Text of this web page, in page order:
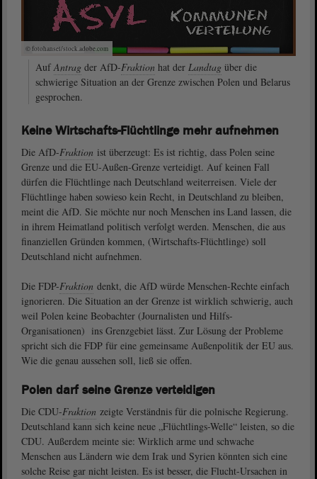
© fotohansel/stock.adobe.com
Auf Antrag der AfD-Fraktion hat der Landtag über die
schwierige Situation an der Grenze zwischen Polen und Belarus
gesprochen.
Keine Wirtschafts-Flüchtlinge mehr aufnehmen
Die AfD-Fraktion ist überzeugt: Es ist richtig, dass Polen seine
Grenze und die EU-Außen-Grenze verteidigt. Auf keinen Fall
dürfen die Flüchtlinge nach Deutschland weiterreisen. Viele der
Flüchtlinge haben sowieso kein Recht, in Deutschland zu bleiben,
meint die AfD. Sie möchte nur noch Menschen ins Land lassen, die
in ihrem Heimatland politisch verfolgt werden. Menschen, die aus
finanziellen Gründen kommen, (Wirtschafts-Flüchtlinge) soll
Deutschland nicht aufnehmen.
Die FDP-Fraktion denkt, die AfD würde Menschen-Rechte einfach
ignorieren. Die Situation an der Grenze ist wirklich schwierig, auch
weil Polen keine Beobachter (Journalisten und Hilfs-
Organisationen) ins Grenzgebiet lässt. Zur Lösung der Probleme
spricht sich die FDP für eine gemeinsame Außenpolitik der EU aus.
Wie die genau aussehen soll, ließ sie offen.
Polen darf seine Grenze verteidigen
Die CDU-Fraktion zeigte Verständnis für die polnische Regierung.
Deutschland kann sich keine neue „Flüchtlings-Welle“ leisten, so die
CDU. Außerdem meinte sie: Wirklich arme und schwache
Menschen aus Ländern wie dem Irak und Syrien könnten sich eine
solche Reise gar nicht leisten. Es ist besser, die Flucht-Ursachen in